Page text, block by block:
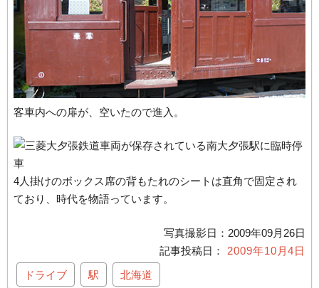
客車内への扉が、空いたので進入。
4人掛けのボックス席の背もたれのシートは直角で固定され
ており、時代を物語っています。
写真撮影日：2009年09月26日
2009年10月4日
ドライブ 駅 北海道